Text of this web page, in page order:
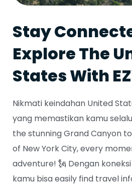
Stay
Explore The
States With
Nikmati keindahan United
yang memastikan kamu
the stunning Grand Canyon
of New York City, every
adventure! 🗽 Dengan
kamu bisa easily find travel